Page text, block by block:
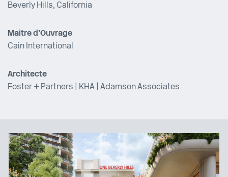
Beverly Hills, California
Maitre d’Ouvrage
Cain International
Architecte
Foster + Partners
KHA Adamson Associates